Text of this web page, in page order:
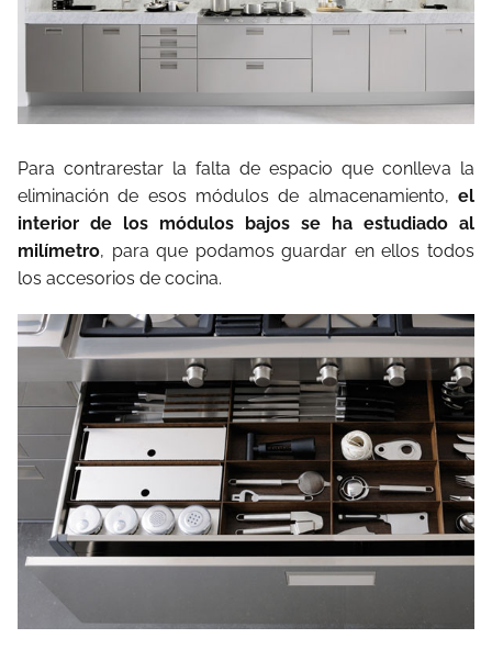
Para contrarestar la falta de espacio que conlleva la
eliminación de esos módulos de almacenamiento, el
interior de los módulos bajos se ha estudiado al
milímetro, para que podamos guardar en ellos todos
los accesorios de cocina.